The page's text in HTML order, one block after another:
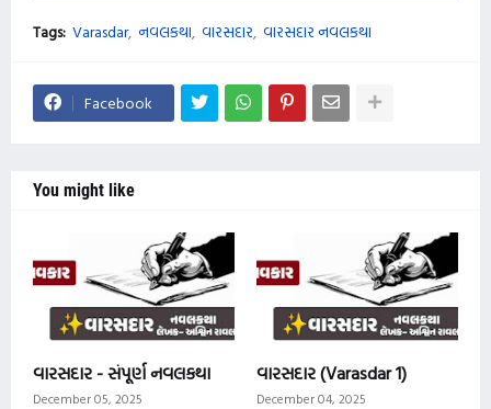
Tags: Varasdar નવલકથા વારસદાર વારસદાર નવલકથા
Facebook
You might like
વારસદાર - સંપૂર્ણ નવલકથા
December 05, 2025
વારસદાર (Varasdar 1)
December 04, 2025